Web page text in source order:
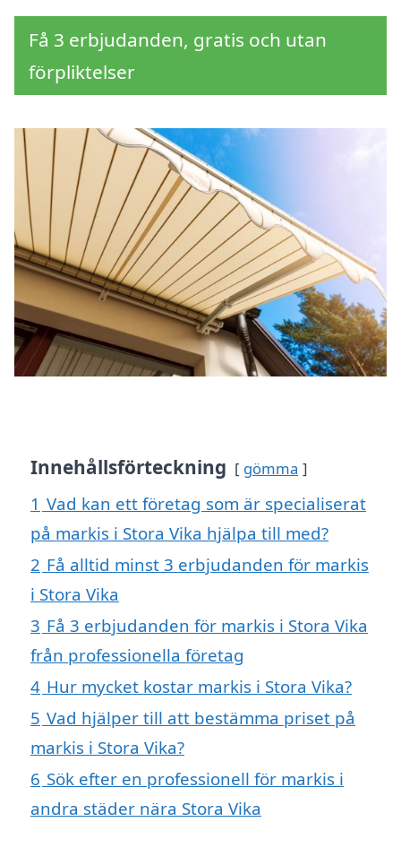
Få 3 erbjudanden, gratis och utan
förpliktelser
Innehållsförteckning gömma
1 Vad kan ett företag som är specialiserat
på markis i Stora Vika hjälpa till med?
2 Få alltid minst 3 erbjudanden för markis
i Stora Vika
3 Få 3 erbjudanden för markis i Stora Vika
från professionella företag
4 Hur mycket kostar markis i Stora Vika?
5 Vad hjälper till att bestämma priset på
markis i Stora Vika?
6 Sök efter en professionell för markis i
andra städer nära Stora Vika